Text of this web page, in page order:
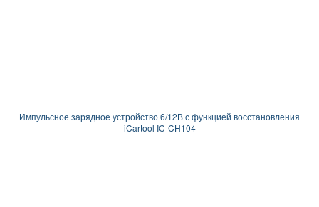
Импульсное зарядное устройство 6/12В с функцией восстановления
iCartool IC-CH104